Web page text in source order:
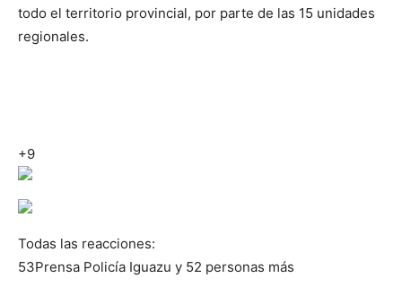
todo el territorio provincial, por parte de las 15 unidades
regionales.
+9
Todas las reacciones:
53Prensa Policía Iguazu y 52 personas más